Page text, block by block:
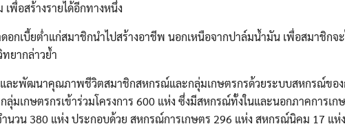
พื่อสร้างรายได้อีกทางหนึ่ง
ดอกเบี้ยต่ำแก่สมาชิกนำไปสร้างอาชีพ นอกเหนือจากปาล์มน้ำมัน เพื่อสมาชิกจ
ยากล่าวย้ำ
และพัฒนาคุณภาพชีวิตสมาชิกสหกรณ์และกลุ่มเกษตรกรด้วยระบบสหกรณ์ของ
เกษตรกรเข้าร่วมโครงการ 600 แห่ง ซึ่งมีสหกรณ์ทั้งในและนอกภาคการเก
นวน 380 แห่ง ประกอบด้วย สหกรณ์การเกษตร 296 แห่ง สหกรณ์นิคม 17 แ